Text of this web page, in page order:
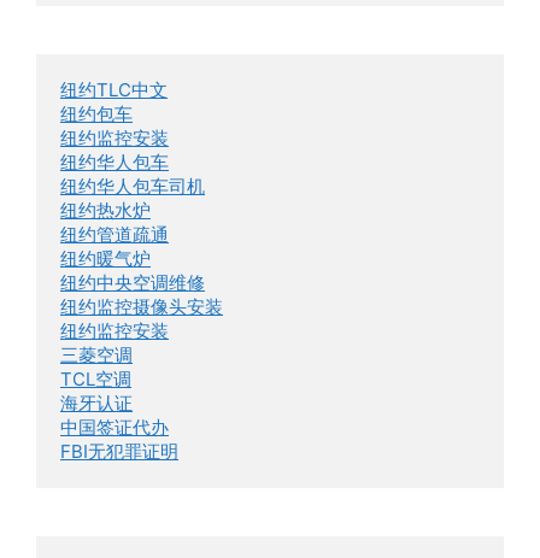
纽约TLC中文
纽约包车
纽约监控安装
纽约华人包车
纽约华人包车司机
纽约热水炉
纽约管道疏通
纽约暖气炉
纽约中央空调维修
纽约监控摄像头安装
纽约监控安装
三菱空调
TCL空调
海牙认证
中国签证代办
FBI无犯罪证明